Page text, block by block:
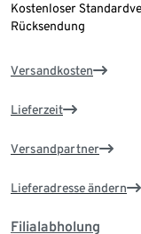
Kostenloser
Rücksendung
Versandkosten
Lieferzeit
Versandpartner
Lieferadresse ändern
Filialabholung